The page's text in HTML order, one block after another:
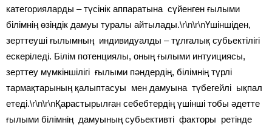
категорияларды – түсінік аппаратына сүйенген ғылыми
білімнің өзіндік дамуы туралы айтылады.\r\n\r\nҮшіншіден,
зерттеуші ғылымның индивидуалды – тұлғалық субьектілігі
ескеріледі. Білім потенциялы, оның ғылыми интуициясы,
зерттеу мүмкіншілігі ғылыми пәндердің, білімнің түрлі
тармақтарының қалыптасуы мен дамуына түбегейлі ықпал
етеді.\r\n\r\nҚарастырылған себебтердің үшінші тобы әдетте
ғылыми білімнің дамуының субьективті факторы ретінде